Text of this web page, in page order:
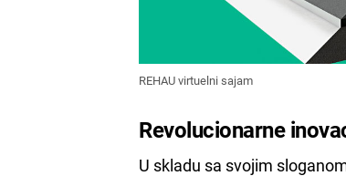
REHAU virtuelni sajam
Revolucionarne
U skladu sa svojim